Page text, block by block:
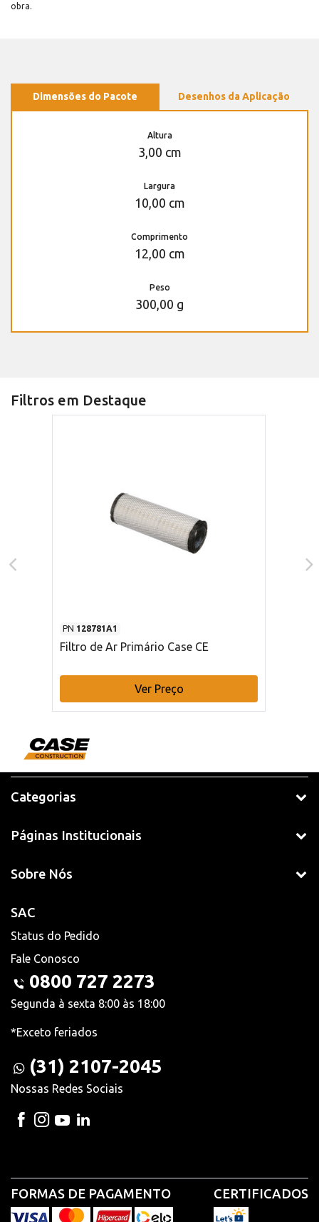
obra.
Dimensões do Pacote Desenhos da Aplicação
Altura
3,00 cm
Largura
10,00 cm
Comprimento
12,00 cm
Peso
300,00 g
Filtros em Destaque
PN 128781A1
Filtro de Ar Primário Case CE
Ver Preço
Categorias
Páginas Institucionais
Sobre Nós
SAC
Status do Pedido
Fale Conosco
0800 727 2273
Segunda à sexta 8:00 às 18:00
*Exceto feriados
(31) 2107-2045
Nossas Redes Sociais
FORMAS DE PAGAMENTO CERTIFICADOS